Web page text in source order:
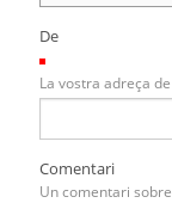
De
La vostra adreça
Comentari
Un comentari